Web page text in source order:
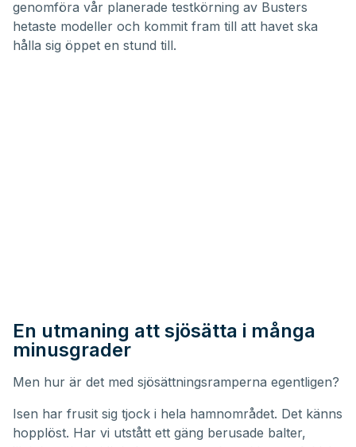
genomföra vår planerade testkörning av Busters
hetaste modeller och kommit fram till att havet ska
hålla sig öppet en stund till.
En utmaning att sjösätta i många
minusgrader
Men hur är det med sjösättningsramperna egentligen?
Isen har frusit sig tjock i hela hamnområdet. Det känns
hopplöst. Har vi utstått ett gäng berusade balter,